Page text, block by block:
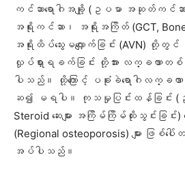
ကင်ဆာရောဂါအချို့ (ဥပမာ အဆုတ်ကင်ဆာ
အရိုးကင်ဆာ၊ အရိုးအကြိတ် (GCT,
အရိုးထိပ်သွေးမလျှောက်ခြင်း (AVN) တို့တွင်
လှုပ်ရှားရခက်ခြင်း တို့အား လက္ခဏာတ
ပါသည်။ ထို့ကြောင့် ပခုံးခဲရောဂါလက္ခဏ
ဆ၍ မရပါ။ ကုသမှုပြင်းထန်ခြင်း (
Steroid ဆေးများ အကြိမ်ကြိမ်ထိုးသွင်းခြင်း)
(Regional osteoporosis) များ ဖြ
အပ်ပါသည်။